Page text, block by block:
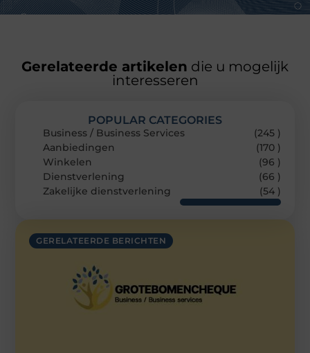
Gerelateerde artikelen die u mogelijk
interesseren
GERELATEERDE BERICHTEN
POPULAR CATEGORIES
Business / Business Services
(245 )
Aanbiedingen
(170 )
Winkelen
(96 )
Dienstverlening
(66 )
Zakelijke dienstverlening
(54 )